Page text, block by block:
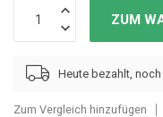
ZUM
Heute bezahlt,
Zum Vergleich hinzufügen